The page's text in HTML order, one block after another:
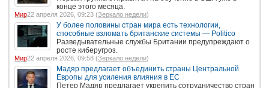
конце этого месяца.
Мир22 апреля 2026, 09:23 (Зеркало недели)
У более половины стран мира есть технологии,
способные взломать британские системы — Politico
Разведывательные службы Британии предупреждают о
росте киберугроз.
Мир22 апреля 2026, 09:58 (Зеркало недели)
Мадяр предлагает объединить страны Центральной
Европы для усиления влияния в ЕС
Петер Мадяр предлагает укрепить сотрудничество стран